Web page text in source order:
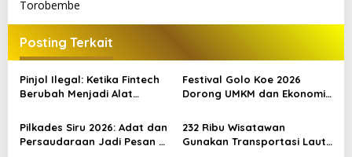
g
a
s
i
o
Torobembe
Posting Terkait
Pinjol Ilegal: Ketika Fintech
Berubah Menjadi Alat
Festival Golo Koe 2026
Dorong UMKM dan Ekonomi
Laut Jadi Puncak Acara
Pilkades Siru 2026: Adat dan
Persaudaraan Jadi Pesan di
232 Ribu Wisatawan
Gunakan Transportasi Laut